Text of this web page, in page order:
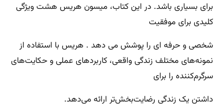
برای بسیاری باشد. در این کتاب، میسون هریس هشت ویژگی
کلیدی برای موفقیت
شخصی و حرفه ای را پوشش می دهد . هریس با استفاده از
نمونه‌های مختلف زندگی واقعی، کاربردهای عملی و حکایت‌های
سرگرم‌کننده را برای
داشتن یک زندگی رضایت‌بخش‌تر ارائه می‌دهد.